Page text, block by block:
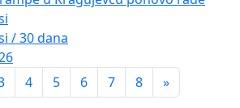
/ 30 dana
4 5 6 7 8 »